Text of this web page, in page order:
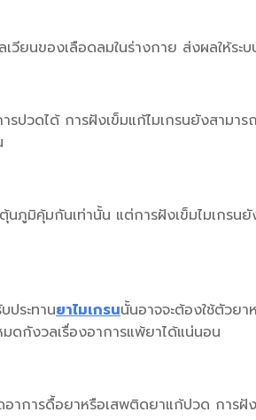
เวียนของเลือดลมในร่างกาย ส่งผลให้ร
รปวดได้ การฝังเข็มแก้ไมเกรนยังสาม
นภูมิคุ้มกันเท่านั้น แต่การฝังเข็มไมเกร
ประทานยาไมเกรนนั้นอาจจะต้องใช้ตัวย
มดกังวลเรื่องอาการแพ้ยาได้แน่นอน
การดื้อยาหรือเสพติดยาแก้ปวด การฝั